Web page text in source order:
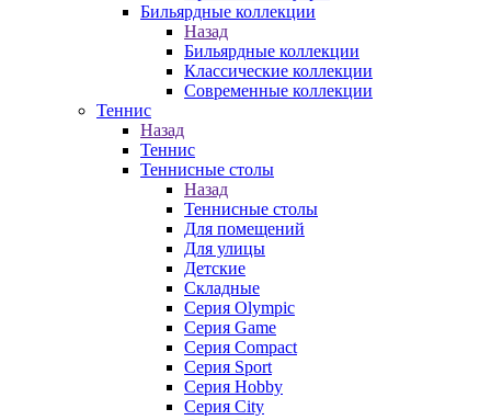
Бильярдные коллекции
Назад
Бильярдные коллекции
Классические коллекции
Современные коллекции
Теннис
Назад
Теннис
Теннисные столы
Назад
Теннисные столы
Для помещений
Для улицы
Детские
Складные
Серия Olympic
Серия Game
Серия Compact
Серия Sport
Серия Hobby
Серия City